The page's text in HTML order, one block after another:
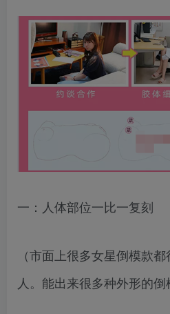
一：人体部位一比一复刻
（市面上很多女星倒模款
人。能出来很多种外形的倒